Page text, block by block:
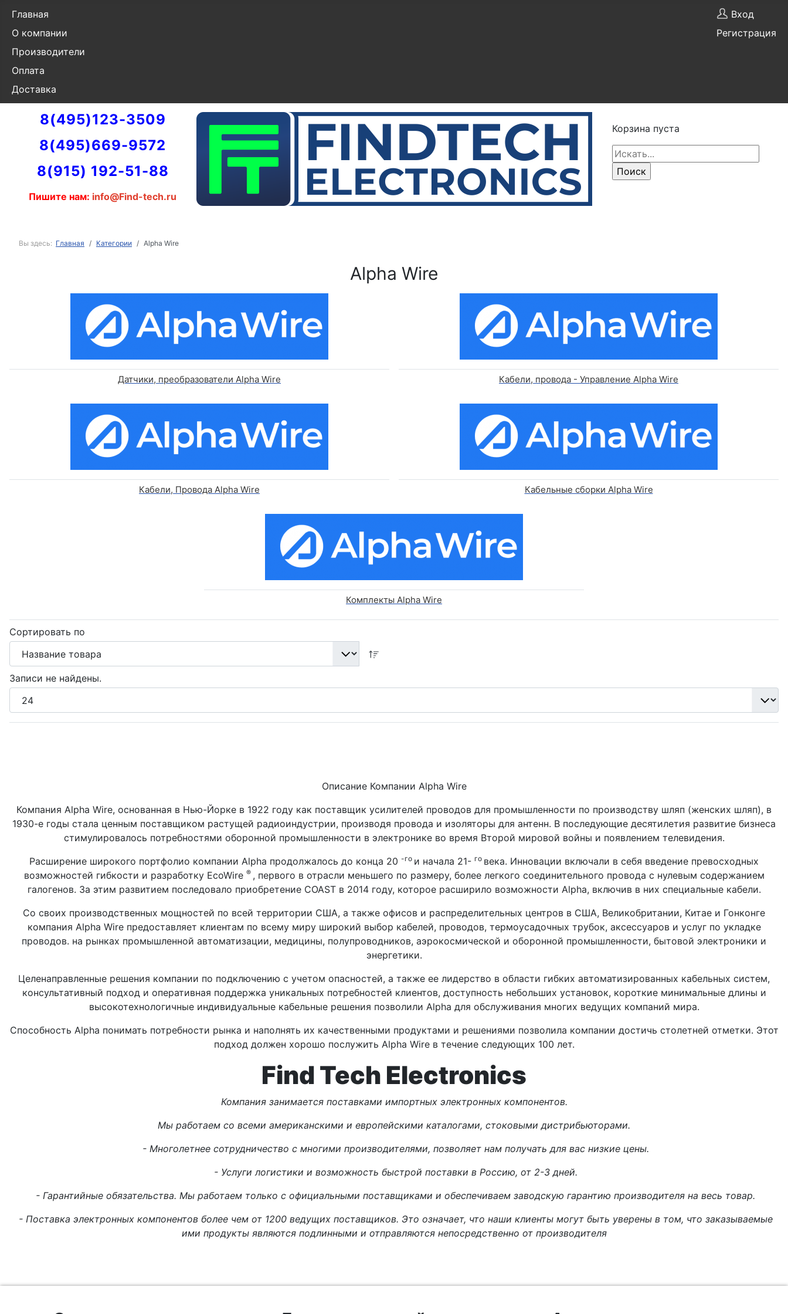
Главная
О компании
Производители
Оплата
Доставка
Вход
Регистрация
8(495)123-3509
8(495)669-9572
8(915) 192-51-88
Пишите нам: info@Find-tech.ru
Корзина пуста
Вы здесь: Главная Категории Alpha Wire
Alpha Wire
Датчики, преобразователи Alpha Wire Кабели, провода - Управление Alpha Wire
Кабели, Провода Alpha Wire Кабельные сборки Alpha Wire
Комплекты Alpha Wire
Сортировать по
Записи не найдены.
Описание Компании Alpha Wire
Компания Alpha Wire, основанная в Нью-Йорке в 1922 году как поставщик усилителей проводов для промышленности по производству шляп (женских шляп), в
1930-е годы стала ценным поставщиком растущей радиоиндустрии, производя провода и изоляторы для антенн. В последующие десятилетия развитие бизнеса
стимулировалось потребностями оборонной промышленности в электронике во время Второй мировой войны и появлением телевидения.
Расширение широкого портфолио компании Alpha продолжалось до конца 20 -го и начала 21- го века. Инновации включали в себя введение превосходных
возможностей гибкости и разработку EcoWire ® , первого в отрасли меньшего по размеру, более легкого соединительного провода с нулевым содержанием
галогенов. За этим развитием последовало приобретение COAST в 2014 году, которое расширило возможности Alpha, включив в них специальные кабели.
Со своих производственных мощностей по всей территории США, а также офисов и распределительных центров в США, Великобритании, Китае и Гонконге
компания Alpha Wire предоставляет клиентам по всему миру широкий выбор кабелей, проводов, термоусадочных трубок, аксессуаров и услуг по укладке
проводов. на рынках промышленной автоматизации, медицины, полупроводников, аэрокосмической и оборонной промышленности, бытовой электроники и
энергетики.
Целенаправленные решения компании по подключению с учетом опасностей, а также ее лидерство в области гибких автоматизированных кабельных систем,
консультативный подход и оперативная поддержка уникальных потребностей клиентов, доступность небольших установок, короткие минимальные длины и
высокотехнологичные индивидуальные кабельные решения позволили Alpha для обслуживания многих ведущих компаний мира.
Способность Alpha понимать потребности рынка и наполнять их качественными продуктами и решениями позволила компании достичь столетней отметки. Этот
подход должен хорошо послужить Alpha Wire в течение следующих 100 лет.
Find Tech Electronics
Компания занимается поставками импортных электронных компонентов.
Мы работаем со всеми американскими и европейскими каталогами, стоковыми дистрибьюторами.
- Многолетнее сотрудничество с многими производителями, позволяет нам получать для вас низкие цены.
- Услуги логистики и возможность быстрой поставки в Россию, от 2-3 дней.
- Гарантийные обязательства. Мы работаем только с официальными поставщиками и обеспечиваем заводскую гарантию производителя на весь товар.
- Поставка электронных компонентов более чем от 1200 ведущих поставщиков. Это означает, что наши клиенты могут быть уверены в том, что заказываемые
ими продукты являются подлинными и отправляются непосредственно от производителя